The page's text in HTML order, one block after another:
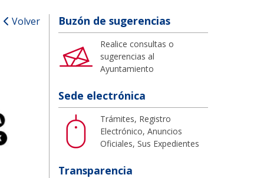
Volver Buzón de sugerencias
Realice consultas o
sugerencias al
Ayuntamiento
Sede electrónica
Trámites, Registro
Electrónico, Anuncios
Oficiales, Sus Expedientes
Transparencia